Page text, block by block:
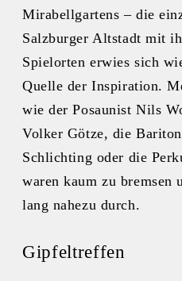
Mirabellgartens – die
Salzburger Altstadt mit
Spielorten erwies sich
Quelle der Inspiration.
wie der Posaunist Nils
Volker Götze, die
Schlichting oder die
waren kaum zu bremsen
lang nahezu durch.
Gipfeltreffen